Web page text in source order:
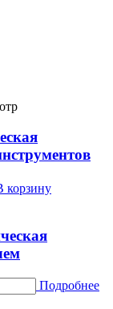
корзину
Подробнее